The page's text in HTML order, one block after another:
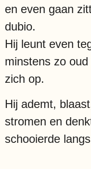
en even gaan
dubio.
Hij leunt even
minstens zo
zich op.
Hij ademt,
stromen en
schooierde